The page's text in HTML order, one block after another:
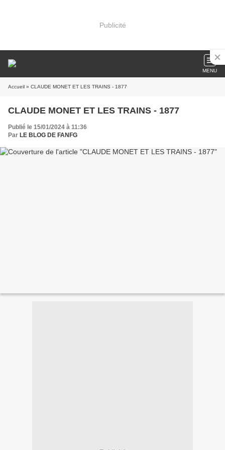
Publicité
MENU
Accueil » CLAUDE MONET ET LES TRAINS - 1877
CLAUDE MONET ET LES TRAINS - 1877
Publié le 15/01/2024 à 11:36
Par LE BLOG DE FANFG